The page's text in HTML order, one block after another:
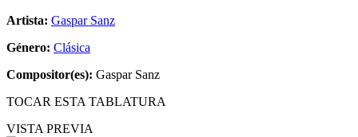
Artista: Gaspar Sanz
Género: Clásica
Compositor(es): Gaspar Sanz
TOCAR ESTA TABLATURA
VISTA PREVIA